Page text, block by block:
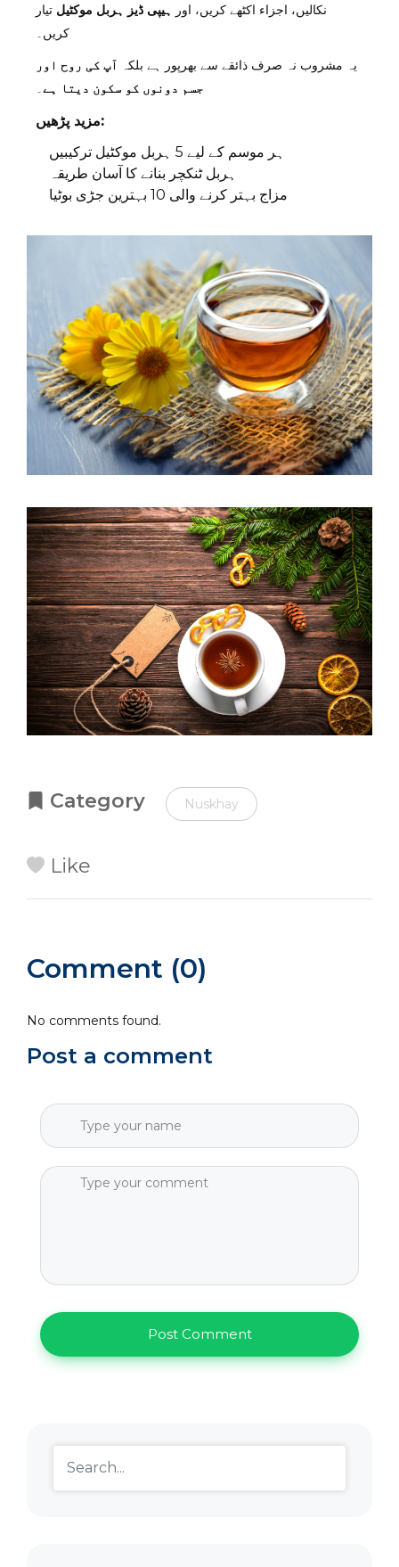
نکالیں، اجزاء اکٹھے کریں، اور
ہیپی ڈیز ہربل موکٹیل تیار
کریں۔
یہ مشروب نہ صرف ذائقے سے بھرپور ہے بلکہ آپ کی روح اور
جسم دونوں کو سکون دیتا ہے
مزید پڑھیں:
ہر موسم کے لیے 5 ہربل موکٹیل ترکیبیں
ہربل ٹنکچر بنانے کا آسان طریقہ
مزاج بہتر کرنے والی 10 بہترین جڑی بوٹیا
Category Nuskhay
Like
Comment (0)
No comments found.
Post a comment